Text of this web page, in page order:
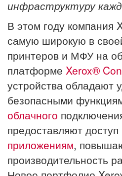
инфраструктуру
В этом году компания
самую широкую в
принтеров и МФУ на
платформе Xerox®
устройства обладают
безопасными
облачного
предоставляют
приложениям,
производительность